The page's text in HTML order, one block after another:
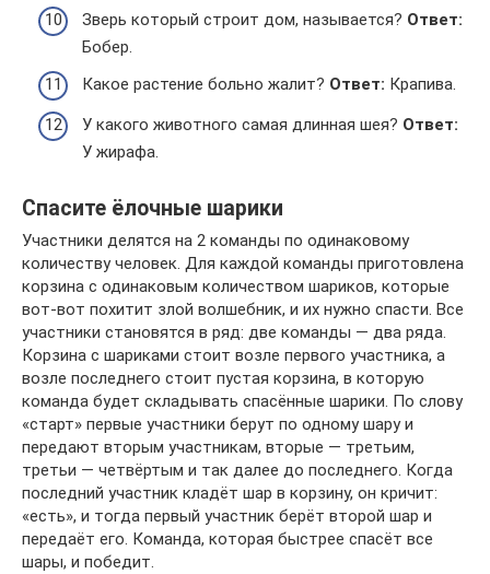
Зверь который строит дом, называется? Ответ:
Бобер.
Какое растение больно жалит? Ответ: Крапива.
У какого животного самая длинная шея? Ответ:
У жирафа.
Спасите ёлочные шарики
Участники делятся на 2 команды по одинаковому
количеству человек. Для каждой команды приготовлена
корзина с одинаковым количеством шариков, которые
вот-вот похитит злой волшебник, и их нужно спасти. Все
участники становятся в ряд: две команды — два ряда.
Корзина с шариками стоит возле первого участника, а
возле последнего стоит пустая корзина, в которую
команда будет складывать спасённые шарики. По слову
«старт» первые участники берут по одному шару и
передают вторым участникам, вторые — третьим,
третьи — четвёртым и так далее до последнего. Когда
последний участник кладёт шар в корзину, он кричит:
«есть», и тогда первый участник берёт второй шар и
передаёт его. Команда, которая быстрее спасёт все
шары, и победит.